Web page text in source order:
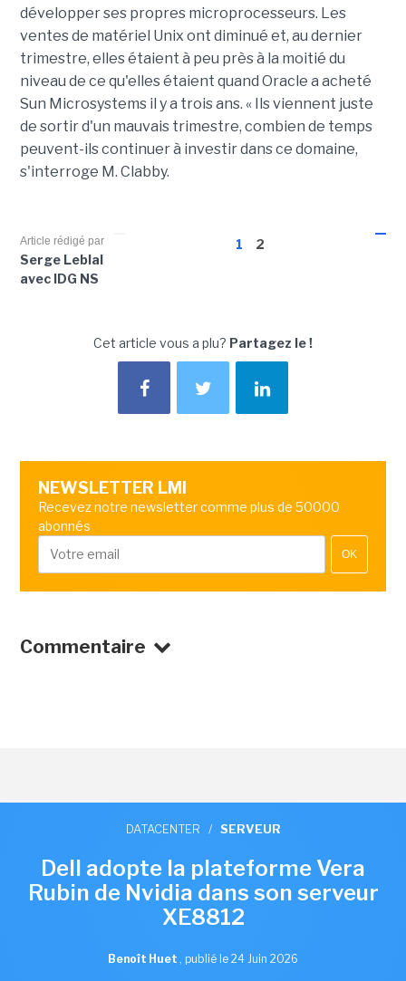
développer ses propres microprocesseurs. Les
ventes de matériel Unix ont diminué et, au dernier
trimestre, elles étaient à peu près à la moitié du
niveau de ce qu'elles étaient quand Oracle a acheté
Sun Microsystems il y a trois ans. « Ils viennent juste
de sortir d'un mauvais trimestre, combien de temps
peuvent-ils continuer à investir dans ce domaine,
s'interroge M. Clabby.
1 2
Article rédigé par
Serge Leblal
avec IDG NS
Cet article vous a plu? Partagez le !
NEWSLETTER LMI
Recevez notre newsletter comme plus de 50000
abonnés
OK
Commentaire
DATACENTER / SERVEUR
Dell adopte la plateforme Vera
Rubin de Nvidia dans son serveur
XE8812
Benoît Huet , publié le 24 Juin 2026